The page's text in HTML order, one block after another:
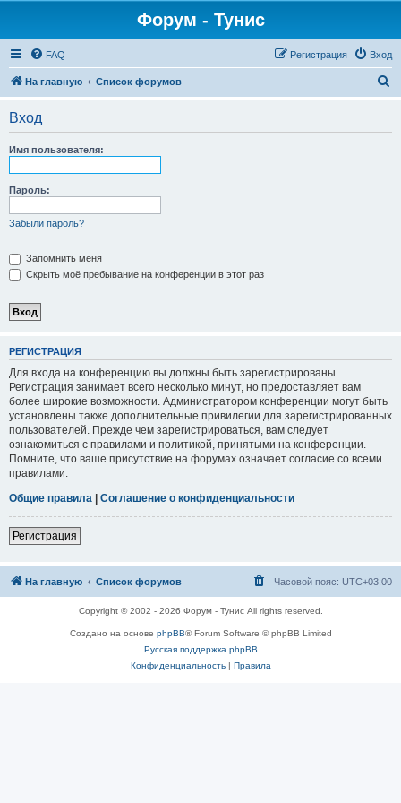
Форум - Тунис
FAQ Вход
Регистрация
На главную Список форумов
Вход
Имя пользователя:
Пароль:
Забыли пароль?
Запомнить меня
Скрыть моё пребывание на конференции в этот раз
РЕГИСТРАЦИЯ
Для входа на конференцию вы должны быть зарегистрированы.
Регистрация занимает всего несколько минут, но предоставляет вам
более широкие возможности. Администратором конференции могут быть
установлены также дополнительные привилегии для зарегистрированных
пользователей. Прежде чем зарегистрироваться, вам следует
ознакомиться с правилами и политикой, принятыми на конференции.
Помните, что ваше присутствие на форумах означает согласие со всеми
правилами.
Общие правила | Соглашение о конфиденциальности
Регистрация
На главную Список форумов Часовой пояс: UTC+03:00
Copyright © 2002 - 2026 Форум - Тунис All rights reserved.
Создано на основе phpBB® Forum Software © phpBB Limited
Русская поддержка phpBB
Конфиденциальность| Правила